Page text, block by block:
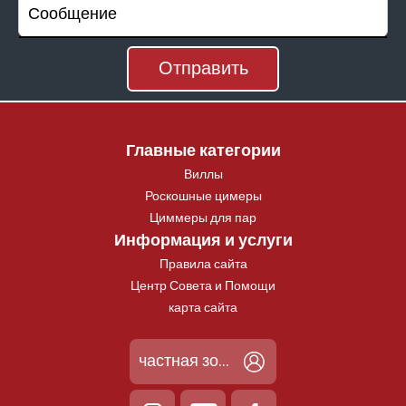
Главные категории
Виллы
Роскошные цимеры
Циммеры для пар
Информация и услуги
Правила сайта
Центр Совета и Помощи
карта сайта
частная зона